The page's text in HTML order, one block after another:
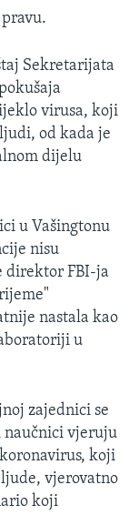
Sekretarijata
virusa, koji
od kada je
dijelu
u Vašingtonu
nisu
direktor FBI-ja
nastala kao
u
zajednici se
naučnici vjeruju
koji
vjerovatno
koji